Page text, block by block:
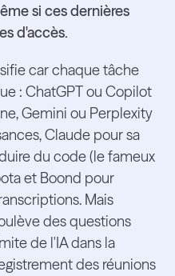
si ces dernières
d'accès.
car chaque tâche
: ChatGPT ou Copilot
Gemini ou Perplexity
Claude pour sa
du code (le fameux
et Boond pour
Mais
des questions
de l'IA dans la
des réunions